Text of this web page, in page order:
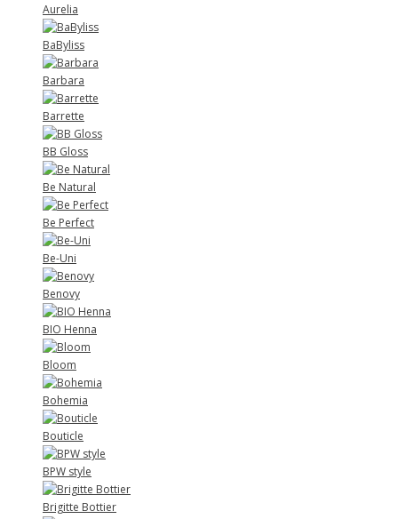
Aurelia
BaByliss
Barbara
Barrette
BB Gloss
Be Natural
Be Perfect
Be-Uni
Benovy
BIO Henna
Bloom
Bohemia
Bouticle
BPW style
Brigitte Bottier